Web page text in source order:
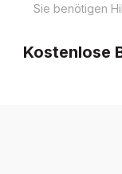
Sie benötigen
Kostenlose